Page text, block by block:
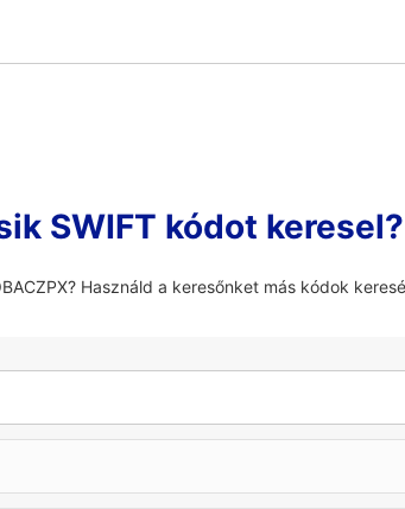
SWIFT kódot keresel?
Használd a keresőnket más kódok